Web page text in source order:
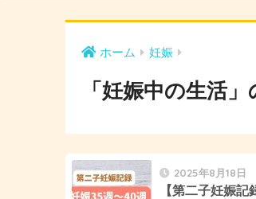
ホーム 妊娠
「妊娠中の生活
2025年8月18日
【第二子妊娠記